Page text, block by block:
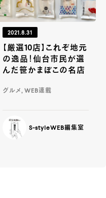
2021.8.31
【厳選10店】これぞ地元
の逸品！仙台市民が選
んだ笹かまぼこの名店
グルメ, WEB連載
S-styleWEB編集室